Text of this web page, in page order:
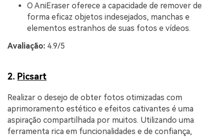
O AniEraser oferece a capacidade de remover de
forma eficaz objetos indesejados, manchas e
elementos estranhos de suas fotos e vídeos.
Avaliação: 4.9/5
2. Picsart
Realizar o desejo de obter fotos otimizadas com
aprimoramento estético e efeitos cativantes é uma
aspiração compartilhada por muitos. Utilizando uma
ferramenta rica em funcionalidades e de confiança,